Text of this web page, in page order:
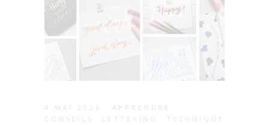
4 MAI 2026
APPRENDRE
CONSEILS
LETTERING TECHNIQUE